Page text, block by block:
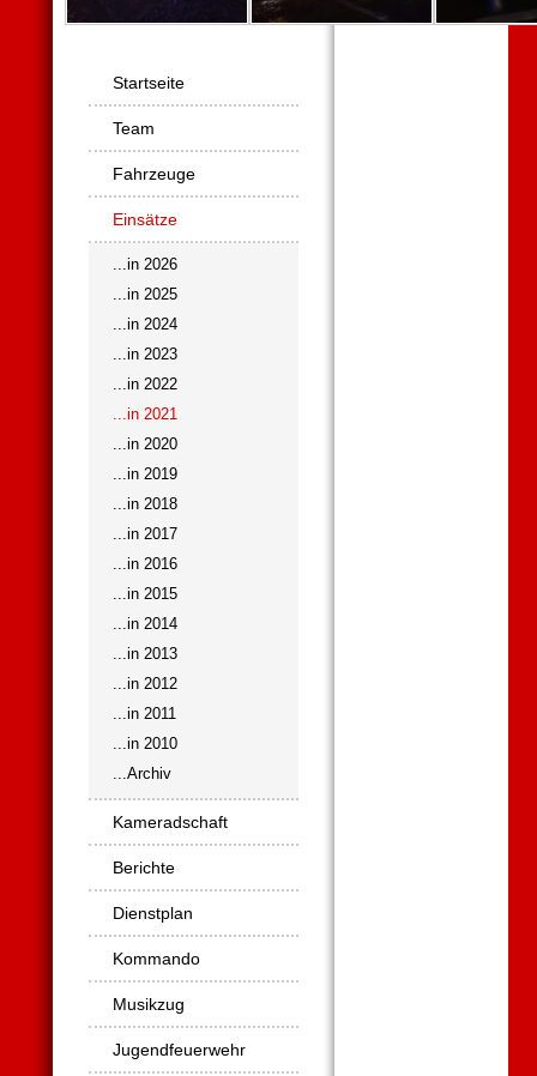
Navigation
überspringen
Startseite
Team
Fahrzeuge
Einsätze
...in 2026
...in 2025
...in 2024
...in 2023
...in 2022
...in 2021
...in 2020
...in 2019
...in 2018
...in 2017
...in 2016
...in 2015
...in 2014
...in 2013
...in 2012
...in 2011
...in 2010
...Archiv
Kameradschaft
Berichte
Dienstplan
Kommando
Musikzug
Jugendfeuerwehr